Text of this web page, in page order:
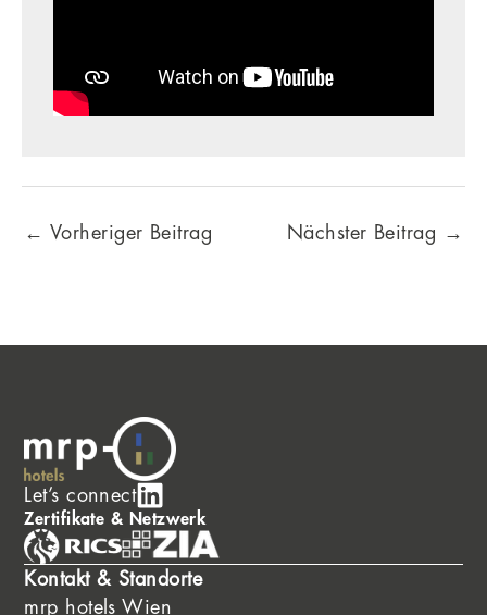
← Vorheriger Beitrag Nächster Beitrag →
Let’s connect
Zertifikate & Netzwerk
Kontakt & Standorte
mrp hotels Wien